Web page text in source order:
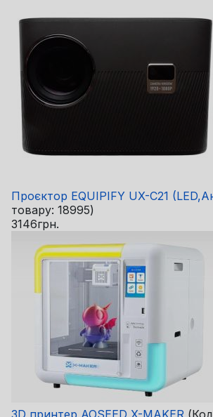
Проєктор EQUIPIFY UX-C21
товару: 18995)
3146грн.
3D принтер AOSEED X-MAKER